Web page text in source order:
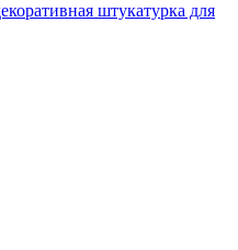
штукатурка для